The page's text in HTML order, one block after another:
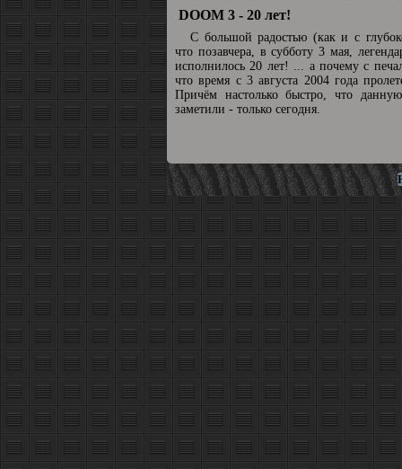
DOOM 3 - 20 лет!
С большой радостью (как и с
что позавчера, в субботу 3 мая,
исполнилось 20 лет! ... а почему с
что время с 3 августа 2004 года
Причём настолько быстро, что
заметили - только сегодня.